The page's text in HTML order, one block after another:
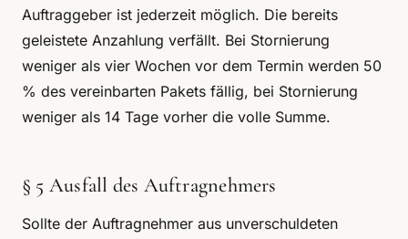
Auftraggeber ist jederzeit möglich. Die bereits
geleistete Anzahlung verfällt. Bei Stornierung
weniger als vier Wochen vor dem Termin werden 50
% des vereinbarten Pakets fällig, bei Stornierung
weniger als 14 Tage vorher die volle Summe.
§ 5 Ausfall des Auftragnehmers
Sollte der Auftragnehmer aus unverschuldeten